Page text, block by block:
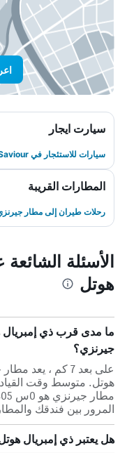
سيارت ايجار
سيارات للاستئجار في Saint Saviour
المطارات القريبة
رحلات طيران إلى مطار
الأسئلة
هوتل
ما مدى قرب ذي
جيرنزي؟
على بعد 7 كم ،
هوتل. متوسط وقت
المرور بين فندقك
هل يعتبر ذي إمبريال